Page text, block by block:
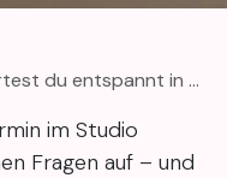
in die Studio-Behandlung
im Studio
Fragen auf – und